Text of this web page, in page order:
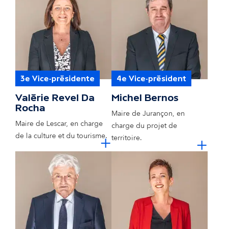
3e Vice-présidente
Valérie Revel Da
Rocha
Maire de Lescar, en charge
de la culture et du tourisme.
+cliquer pour
4e Vice-président
Michel Bernos
Maire de Jurançon, en
charge du projet de
territoire.
+